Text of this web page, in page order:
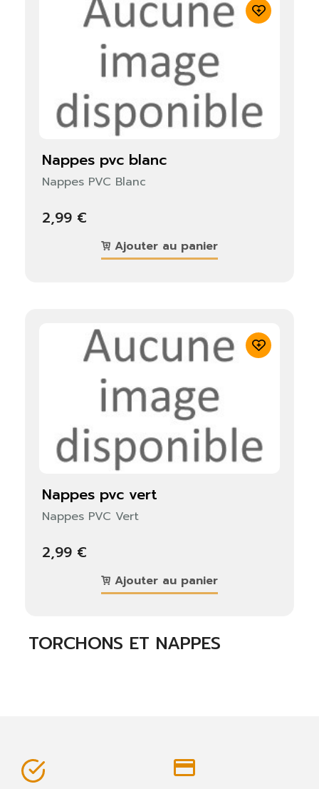
TORCHONS ET NAPPES
nappes pvc blanc
Nappes PVC Blanc
2,99 €
Ajouter au panier
nappes pvc vert
Nappes PVC Vert
2,99 €
Ajouter au panier